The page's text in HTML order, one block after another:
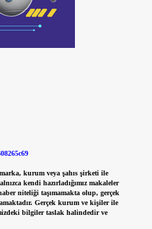
kurum veya şahıs şirketi ile
kendi hazırladığımız makaleler
niteliği taşımamakta olup, gerçek
Gerçek kurum ve kişiler ile
bilgiler taslak halindedir ve